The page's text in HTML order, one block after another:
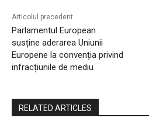
Articolul precedent
Parlamentul European
susține aderarea Uniunii
Europene la convenția privind
infracțiunile de mediu
RELATED ARTICLES